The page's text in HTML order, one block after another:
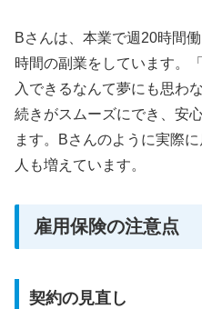
Bさんは、本業で週20時間
時間の副業をしています。
入できるなんて夢にも思わ
続きがスムーズにでき、安
ます。Bさんのように実際
人も増えています。
雇用保険の注意点
契約の見直し